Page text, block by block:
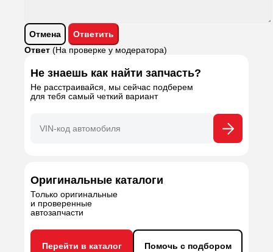
Ответ (На проверке у модератора)
Не знаешь как найти запчасть?
Не расстраивайся, мы сейчас подберем
для тебя самый четкий вариант
Оригинальные каталоги
Только оригинальные
и проверенные
автозапчасти
Перейти в каталог Помочь с подбором